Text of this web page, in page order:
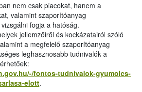
nem csak piacokat, hanem a
valamint szaporítóanyag
fogja a hatóság.
jellemzőiről és kockázatairól szóló
a megfelelő szaporítóanyag
leghasznosabb tudnivalók a
fontos-tudnivalok-gyumolcs-
elott.